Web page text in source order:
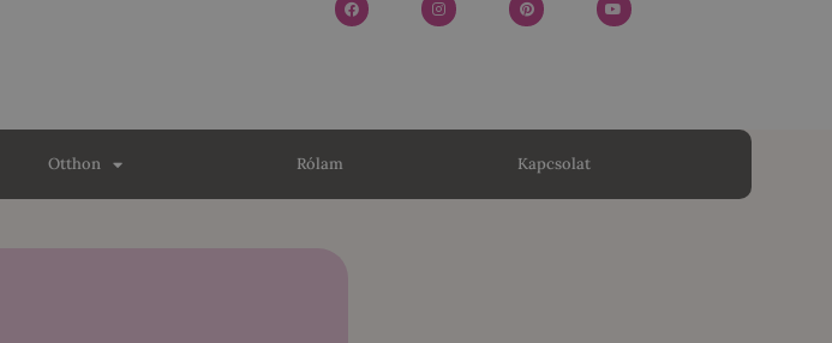
Otthon Rólam Kapcsolat